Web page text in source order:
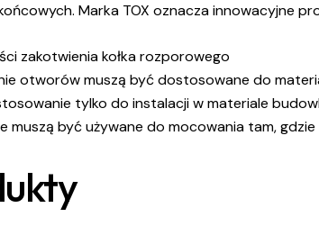
Marka TOX oznacza innowacyjne
zakotwienia kołka rozporowego
otworów muszą być dostosowane do
tylko do instalacji w materiale
muszą być używane do mocowania tam,